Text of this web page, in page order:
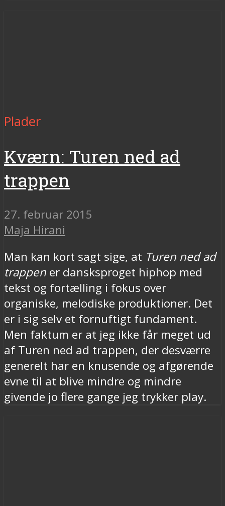
Plader
Kværn: Turen ned ad
trappen
27. februar 2015
Maja Hirani
Man kan kort sagt sige, at Turen ned ad
trappen er dansksproget hiphop med
tekst og fortælling i fokus over
organiske, melodiske produktioner. Det
er i sig selv et fornuftigt fundament.
Men faktum er at jeg ikke får meget ud
af Turen ned ad trappen, der desværre
generelt har en knusende og afgørende
evne til at blive mindre og mindre
givende jo flere gange jeg trykker play.